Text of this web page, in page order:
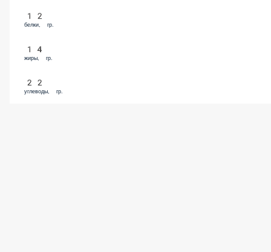
45 ₽
В корзину
Соус «Кисло-сладкий»